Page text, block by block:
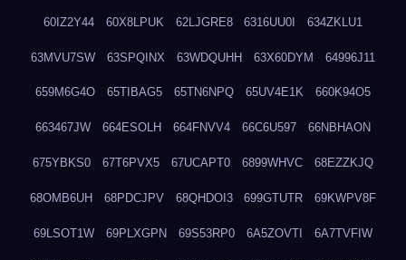
60IZ2Y44 60X8LPUK 62LJGRE8 6316UU0I 634ZKLU1
63MVU7SW 63SPQINX 63WDQUHH 63X60DYM 64996J11
659M6G4O 65TIBAG5 65TN6NPQ 65UV4E1K 660K94O5
663467JW 664ESOLH 664FNVV4 66C6U597 66NBHAON
675YBKS0 67T6PVX5 67UCAPT0 6899WHVC 68EZZKJQ
68OMB6UH 68PDCJPV 68QHDOI3 699GTUTR 69KWPV8F
69LSOT1W 69PLXGPN 69S53RP0 6A5ZOVTI 6A7TVFIW